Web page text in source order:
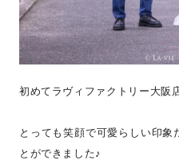
初めてラヴィファクトリー大阪
とっても笑顔で可愛らしい印象
とができました♪